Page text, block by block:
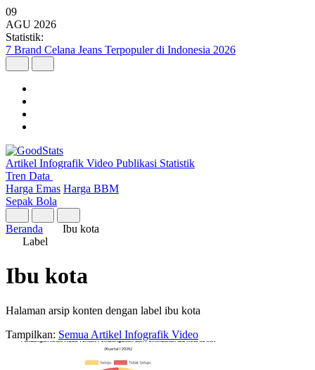
09
AGU 2026
Statistik:
7 Brand Celana Jeans Terpopuler di Indonesia 2026
Artikel Infografik Video Publikasi Statistik
Tren Data
Harga Emas Harga BBM
Sepak Bola
Beranda
Ibu kota
Label
Ibu kota
Halaman arsip konten dengan label ibu kota
Tampilkan: Semua Artikel Infografik Video